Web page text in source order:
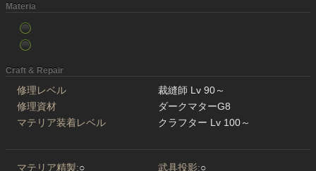
Materia
Craft & Repair
修理レベル
裁縫師 Lv 90～
修理資材
ダークマターG8
マテリア装着レベル
クラフター Lv 100～
マテリア精製:○ 武具投影:○